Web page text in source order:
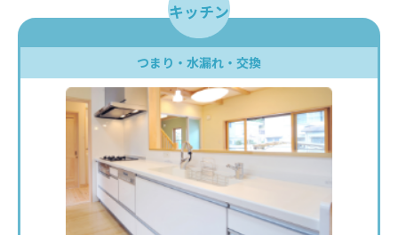
キッチン
つまり・水漏れ・交換